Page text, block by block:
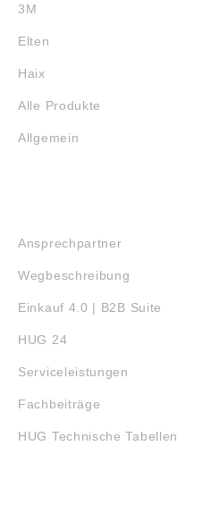
3M
Elten
Haix
Alle Produkte
Allgemein
Ansprechpartner
Wegbeschreibung
Einkauf 4.0 | B2B Suite
HUG 24
Serviceleistungen
Fachbeiträge
HUG Technische Tabellen